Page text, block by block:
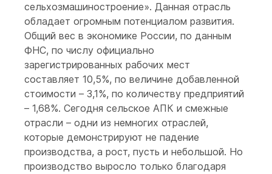
сельхозмашиностроение». Данная отрасль
обладает огромным потенциалом развития.
Общий вес в экономике России, по данным
ФНС, по числу официально
зарегистрированных рабочих мест
составляет 10,5%, по величине добавленной
стоимости – 3,1%, по количеству предприятий
– 1,68%. Сегодня сельское АПК и смежные
отрасли – одни из немногих отраслей,
которые демонстрируют не падение
производства, а рост, пусть и небольшой. Но
производство выросло только благодаря